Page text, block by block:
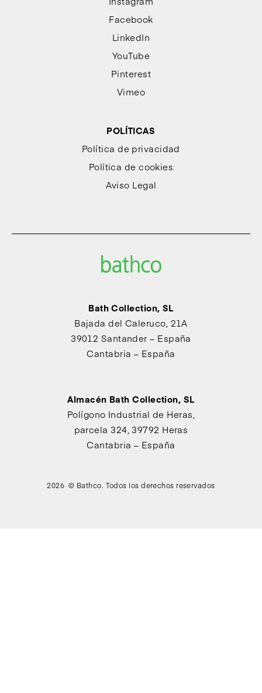
Facebook
LinkedIn
YouTube
Pinterest
Vimeo
POLÍTICAS
Política de privacidad
Política de cookies
Aviso Legal
Bath Collection, SL
Bajada del Caleruco, 21A
39012 Santander – España
Cantabria – España
Almacén Bath Collection, SL
Polígono Industrial de Heras,
parcela 324, 39792 Heras
Cantabria – España
2026 © Bathco. Todos los derechos reservados